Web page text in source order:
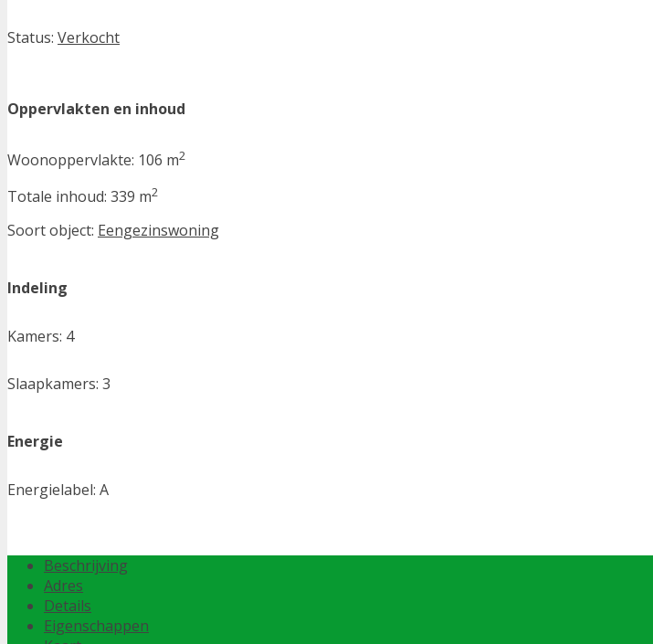
Status: Verkocht
Oppervlakten en inhoud
Woonoppervlakte: 106 m2
Totale inhoud: 339 m2
Soort object: Eengezinswoning
Indeling
Kamers: 4
Slaapkamers: 3
Energie
Energielabel: A
Beschrijving
Adres
Details
Eigenschappen